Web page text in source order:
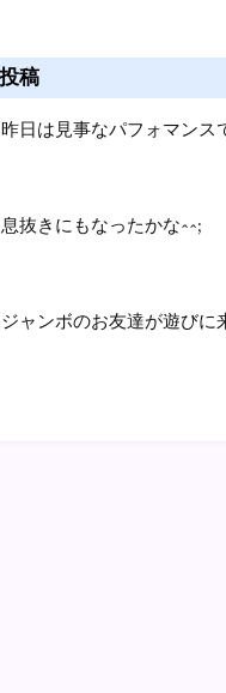
稿
昨日は見事なパフォマンス
息抜きにもなったかな^^;
ジャンボのお友達が遊びに